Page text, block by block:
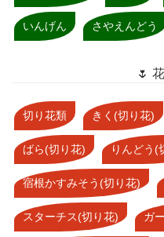
いんげん さやえんどう
🌷
切り花類 きく(切り花)
ばら(切り花) りんどう(
宿根かすみそう(切り花)
スターチス(切り花) ガ